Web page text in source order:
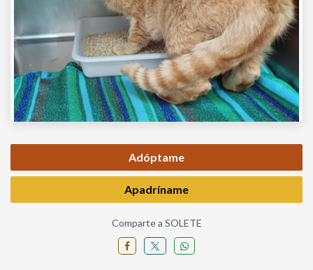
Adóptame
Apadríname
Comparte a SOLETE